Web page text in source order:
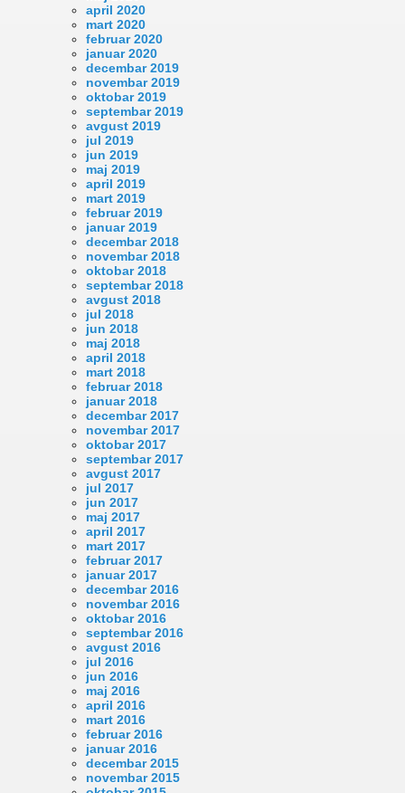
april 2020
mart 2020
februar 2020
januar 2020
decembar 2019
novembar 2019
oktobar 2019
septembar 2019
avgust 2019
jul 2019
jun 2019
maj 2019
april 2019
mart 2019
februar 2019
januar 2019
decembar 2018
novembar 2018
oktobar 2018
septembar 2018
avgust 2018
jul 2018
jun 2018
maj 2018
april 2018
mart 2018
februar 2018
januar 2018
decembar 2017
novembar 2017
oktobar 2017
septembar 2017
avgust 2017
jul 2017
jun 2017
maj 2017
april 2017
mart 2017
februar 2017
januar 2017
decembar 2016
novembar 2016
oktobar 2016
septembar 2016
avgust 2016
jul 2016
jun 2016
maj 2016
april 2016
mart 2016
februar 2016
januar 2016
decembar 2015
novembar 2015